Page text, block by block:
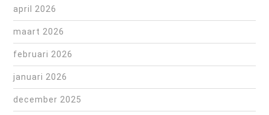
april 2026
maart 2026
februari 2026
januari 2026
december 2025